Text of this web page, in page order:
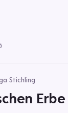
Stichling